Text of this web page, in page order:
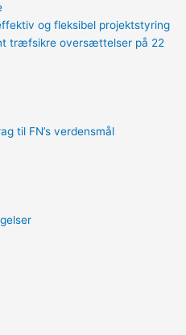
og fleksibel projektstyring
træfsikre oversættelser på 22
til FN’s verdensmål